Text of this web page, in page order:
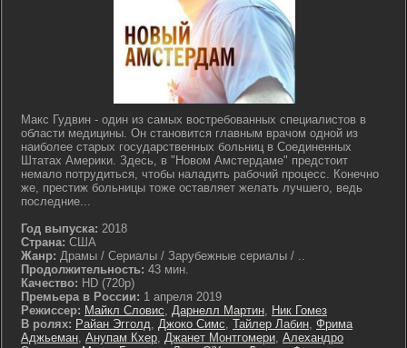
Макс Гудвин - один из самых востребованных специалистов в
области медицины. Он становится главным врачом одной из
наиболее старых государственных больниц в Соединенных
Штатах Америки. Здесь, в "Новом Амстердаме" предстоит
немало потрудиться, чтобы наладить рабочий процесс. Конечно
же, престиж больницы тоже оставляет желать лучшего, ведь
последние...
Год выпуска: 2018
Страна: США
Жанр: Драмы / Сериалы / Зарубежные сериалы / ..
Продолжительность: 43 мин.
Качество: HD (720p)
Премьера в России: 1 апреля 2019
Режиссер: Майкл Словис, Дарнелл Мартин, Ник Гомез
В ролях: Райан Эгголд, Джоко Симс, Тайлер Лабин, Фрима
Аджьеман, Анупам Кхер, Джанет Монтгомери, Алехандро